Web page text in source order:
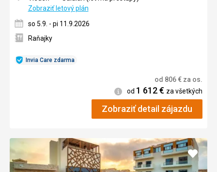
Invia Care zdarma
Zobraziť letový plán
so 5.9. - pi 11.9.2026
Raňajky
od 806€ za os.
Informácie
od 1 612€ za všetkých
Zobraziť detail zájazdu
Pridať
do